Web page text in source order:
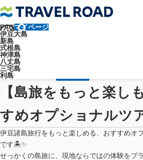
FAQマイページ
伊豆大島
新島
式根島
神津島
八丈島
三宅島
利島
トラベルロード
【島旅をもっと楽しもう！】おすすめオプシ
2026/06/18（木）
【島旅をもっと楽し
すめオプショナルツ
伊豆諸島旅行をもっと楽しめる、おすすめオ
です🏝️✨
せっかくの島旅に、現地ならではの体験をプ